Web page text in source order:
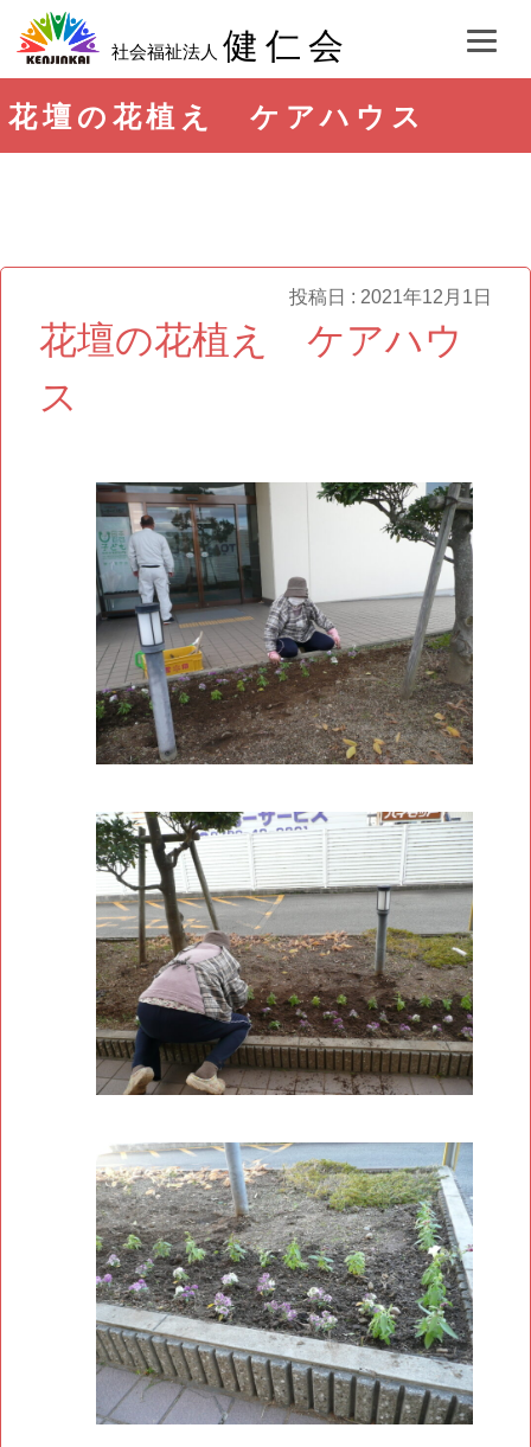
社会福祉法人健仁会
花壇の花植え ケアハウス
投稿日 : 2021年12月1日
花壇の花植え ケアハウ
ス